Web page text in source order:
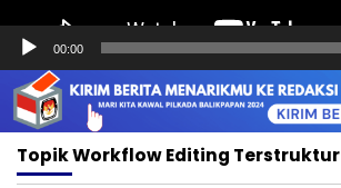
00:00
TopikWorkflow Editing Terstruktur